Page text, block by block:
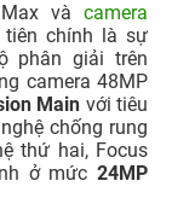
và camera
chính là sự
phân giải trên
camera 48MP
Main với tiêu
chống rung
thứ hai, Focus
ở mức 24MP